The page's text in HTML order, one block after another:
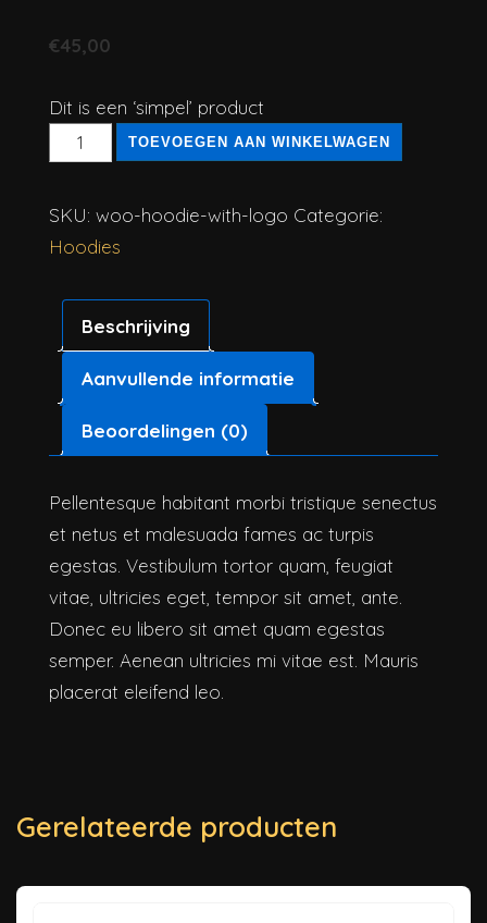
€45,00
Dit is een ‘simpel’ product
Hoodie
met
TOEVOEGEN AAN WINKELWAGEN
SKU: woo-hoodie-with-logo Categorie:
Hoodies
Beschrijving
Aanvullende informatie
Beoordelingen (0)
Pellentesque habitant morbi tristique senectus
et netus et malesuada fames ac turpis
egestas. Vestibulum tortor quam, feugiat
vitae, ultricies eget, tempor sit amet, ante.
Donec eu libero sit amet quam egestas
semper. Aenean ultricies mi vitae est. Mauris
placerat eleifend leo.
Gerelateerde producten